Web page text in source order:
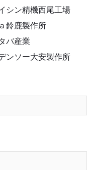
シン精機西尾工場
鈴鹿製作所
バ産業
ンソー大安製作所